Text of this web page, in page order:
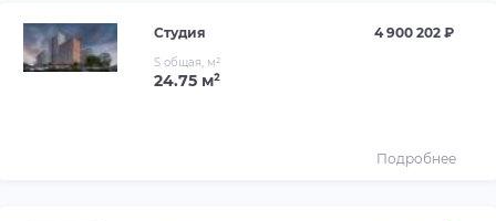
Студия 4 900 202 ₽
S общая, м²
24.75 м²
Подробнее